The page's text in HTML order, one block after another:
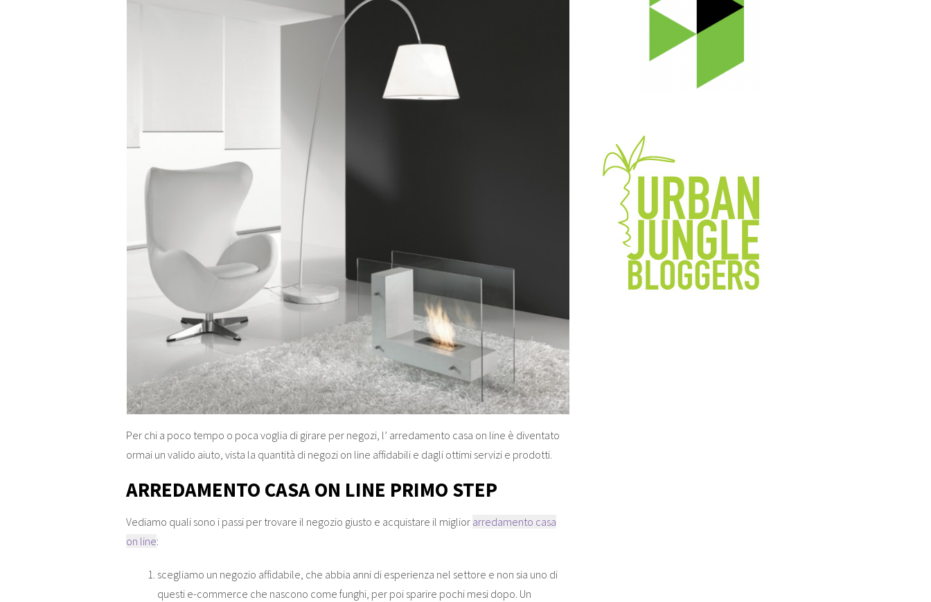
Per chi a poco tempo o poca voglia di girare per negozi, l’ arredamento casa on line è diventato
ormai un valido aiuto, vista la quantità di negozi on line affidabili e dagli ottimi servizi e prodotti.
ARREDAMENTO CASA ON LINE PRIMO STEP
Vediamo quali sono i passi per trovare il negozio giusto e acquistare il miglior arredamento casa
on line:
scegliamo un negozio affidabile, che abbia anni di esperienza nel settore e non sia uno di
questi e-commerce che nascono come funghi, per poi sparire pochi mesi dopo. Un